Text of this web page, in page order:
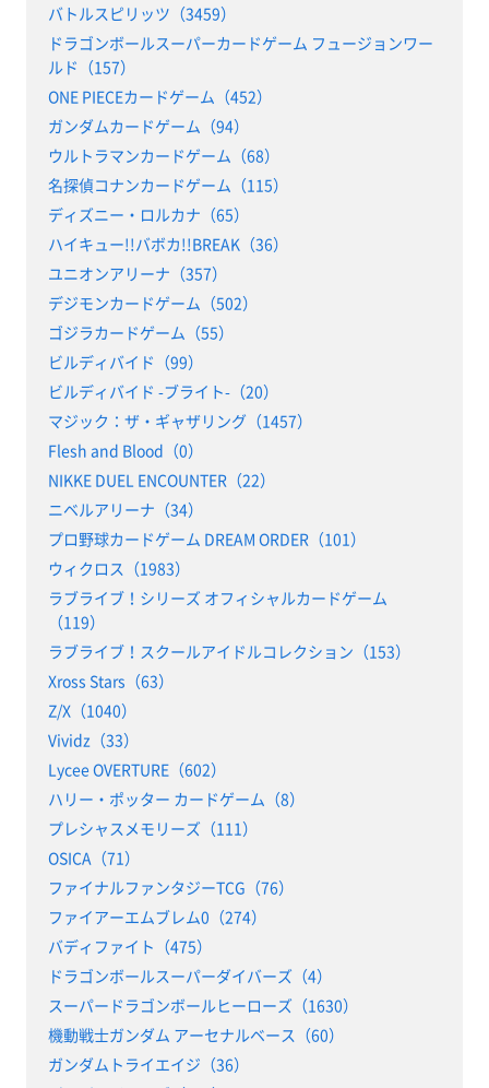
バトルスピリッツ（3459）
ドラゴンボールスーパーカードゲーム フュージョンワー
ルド（157）
ONE PIECEカードゲーム（452）
ガンダムカードゲーム（94）
ウルトラマンカードゲーム（68）
名探偵コナンカードゲーム（115）
ディズニー・ロルカナ（65）
ハイキュー!!バボカ!!BREAK（36）
ユニオンアリーナ（357）
デジモンカードゲーム（502）
ゴジラカードゲーム（55）
ビルディバイド（99）
ビルディバイド -ブライト-（20）
マジック：ザ・ギャザリング（1457）
Flesh and Blood（0）
NIKKE DUEL ENCOUNTER（22）
ニベルアリーナ（34）
プロ野球カードゲーム DREAM ORDER（101）
ウィクロス（1983）
ラブライブ！シリーズ オフィシャルカードゲーム
（119）
ラブライブ！スクールアイドルコレクション（153）
Xross Stars（63）
Z/X（1040）
Vividz（33）
Lycee OVERTURE（602）
ハリー・ポッター カードゲーム（8）
プレシャスメモリーズ（111）
OSICA（71）
ファイナルファンタジーTCG（76）
ファイアーエムブレム0（274）
バディファイト（475）
ドラゴンボールスーパーダイバーズ（4）
スーパードラゴンボールヒーローズ（1630）
機動戦士ガンダム アーセナルベース（60）
ガンダムトライエイジ（36）